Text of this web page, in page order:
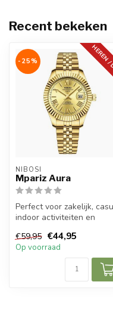
Recent bekeken
-25%
NIBOSI
Mpariz Aura
Perfect voor zakelijk,
indoor activiteiten en
€59,95 €44,95
Op voorraad